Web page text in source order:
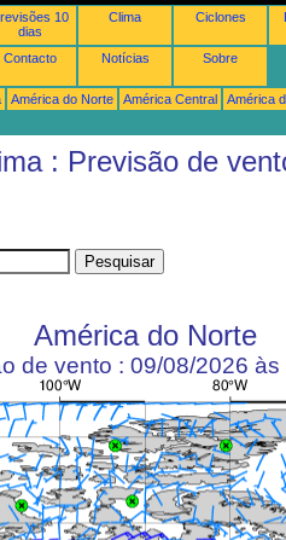
10
dias
Clima Ciclones
Contacto Notícias Sobre
América do Norte América Central
América
: Previsão de
América do Norte
de vento : 09/08/2026 às